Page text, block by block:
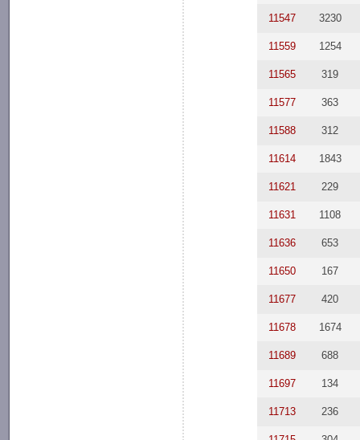
11547 3230
11559 1254
11565 319
11577 363
11588 312
11614 1843
11621 229
11631 1108
11636 653
11650 167
11677 420
11678 1674
11689 688
11697 134
11713 236